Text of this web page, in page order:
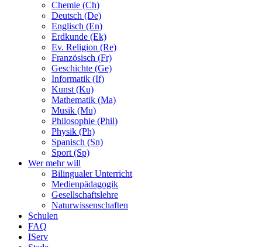
Chemie (Ch)
Deutsch (De)
Englisch (En)
Erdkunde (Ek)
Ev. Religion (Re)
Französisch (Fr)
Geschichte (Ge)
Informatik (If)
Kunst (Ku)
Mathematik (Ma)
Musik (Mu)
Philosophie (Phil)
Physik (Ph)
Spanisch (Sn)
Sport (Sp)
Wer mehr will
Bilingualer Unterricht
Medienpädagogik
Gesellschaftslehre
Naturwissenschaften
Schulen
FAQ
IServ